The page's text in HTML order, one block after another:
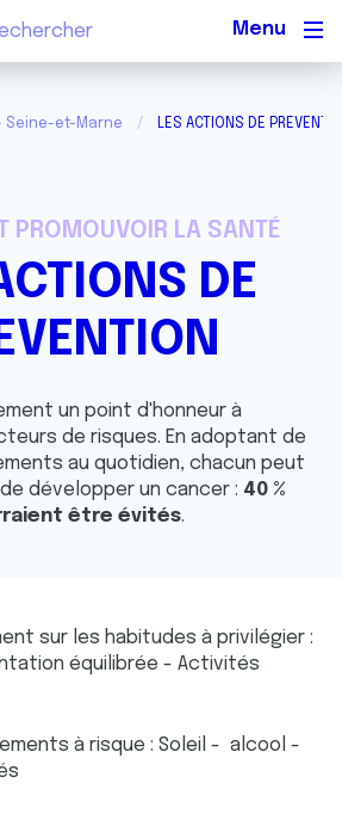
Seine-et-Marne LES ACTIONS DE
PROMOUVOIR LA SANTÉ
DE
un point d'honneur à
de risques. En adoptant de
au quotidien, chacun peut
développer un cancer : 40 %
être évités.
sur les habitudes à privilégier :
équilibrée - Activités
à risque : Soleil - alcool -